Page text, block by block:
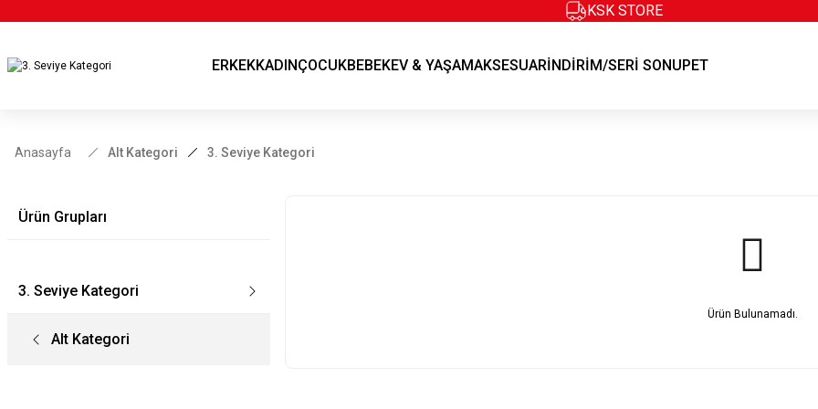
KSK STORE
KSK STORE
ERKEKKADINÇOCUKBEBEKEV & YAŞAMAKSESUARİNDİRİM/SERİ SONUPET
Anasayfa Alt Kategori 3. Seviye Kategori
Ürün Grupları
3. Seviye Kategori
Alt Kategori
Ürün Bulunamadı.